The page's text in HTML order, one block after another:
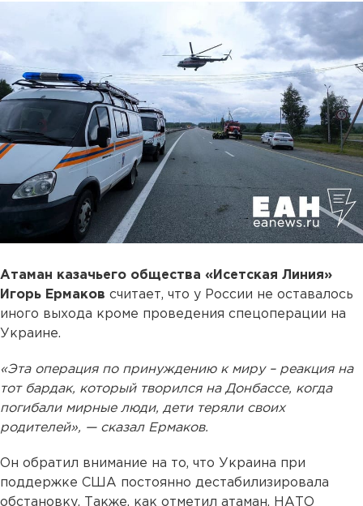
Атаман казачьего общества «Исетская Линия»
Игорь Ермаков считает, что у России не оставалось
иного выхода кроме проведения спецоперации на
Украине.
«Эта операция по принуждению к миру – реакция на
тот бардак, который творился на Донбассе, когда
погибали мирные люди, дети теряли своих
родителей», — сказал Ермаков.
Он обратил внимание на то, что Украина при
поддержке США постоянно дестабилизировала
обстановку. Также, как отметил атаман, НАТО